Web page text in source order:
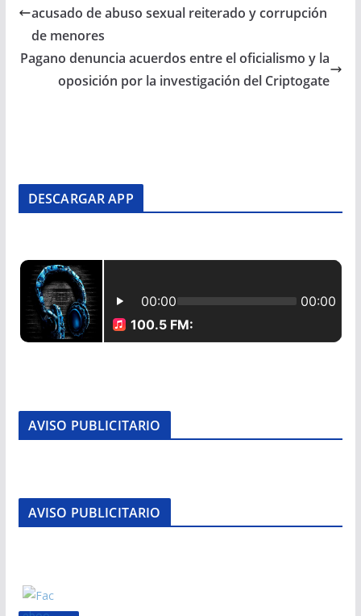
acusado de abuso sexual reiterado y corrupción
de menores
Pagano denuncia acuerdos entre el oficialismo y la
oposición por la investigación del Criptogate
DESCARGAR APP
AVISO PUBLICITARIO
AVISO PUBLICITARIO